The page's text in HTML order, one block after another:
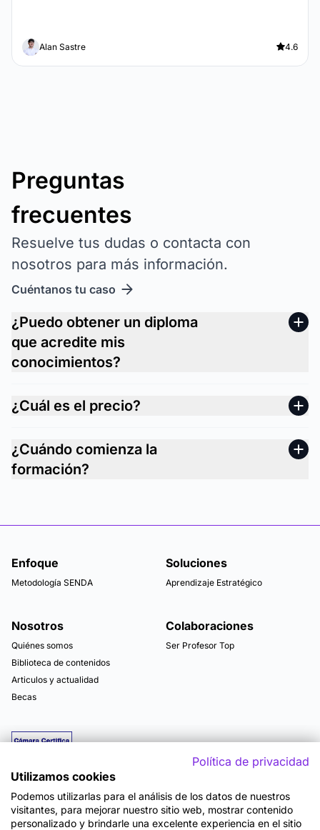
Alan Sastre 4.6
Preguntas
frecuentes
Resuelve tus dudas o contacta con
nosotros para más información.
Cuéntanos tu caso
¿Puedo obtener un diploma
que acredite mis
conocimientos?
¿Cuál es el precio?
¿Cuándo comienza la
formación?
Enfoque
Metodología SENDA
Soluciones
Aprendizaje Estratégico
Nosotros
Quiénes somos
Biblioteca de contenidos
Articulos y actualidad
Becas
Colaboraciones
Ser Profesor Top
Política de privacidad
Utilizamos cookies
Podemos utilizarlas para el análisis de los datos de nuestros
visitantes, para mejorar nuestro sitio web, mostrar contenido
personalizado y brindarle una excelente experiencia en el sitio